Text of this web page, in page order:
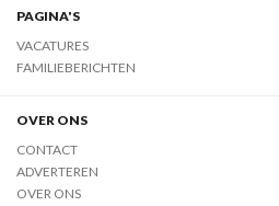
PAGINA'S
VACATURES
FAMILIEBERICHTEN
OVER ONS
CONTACT
ADVERTEREN
OVER ONS